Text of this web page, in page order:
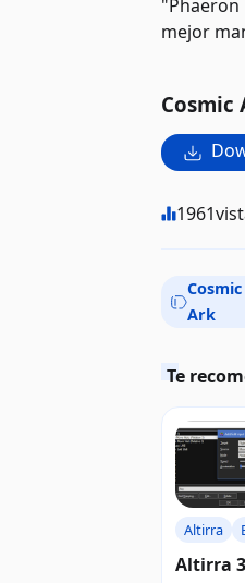
mejor
Cosmic
1961
Cosmic
Ark
Te
Altirra
Altirra